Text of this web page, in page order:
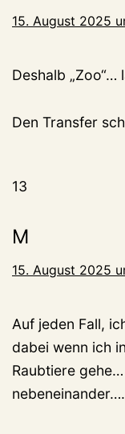
15. August 2025
Deshalb „Zoo“…
Den Transfer
13
M
15. August 2025
Auf jeden Fall,
dabei wenn ich
Raubtiere